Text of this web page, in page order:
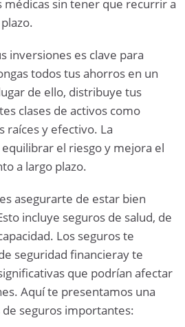
sin tener que recurrir a
inversiones es clave para
todos tus ahorros en un
de ello, distribuye tus
clases de activos como
raíces y efectivo. La
el riesgo y mejora el
a largo plazo.
asegurarte de estar bien
incluye seguros de salud, de
Los seguros te
seguridad financieray te
que podrían afectar
Aquí te presentamos una
seguros importantes: